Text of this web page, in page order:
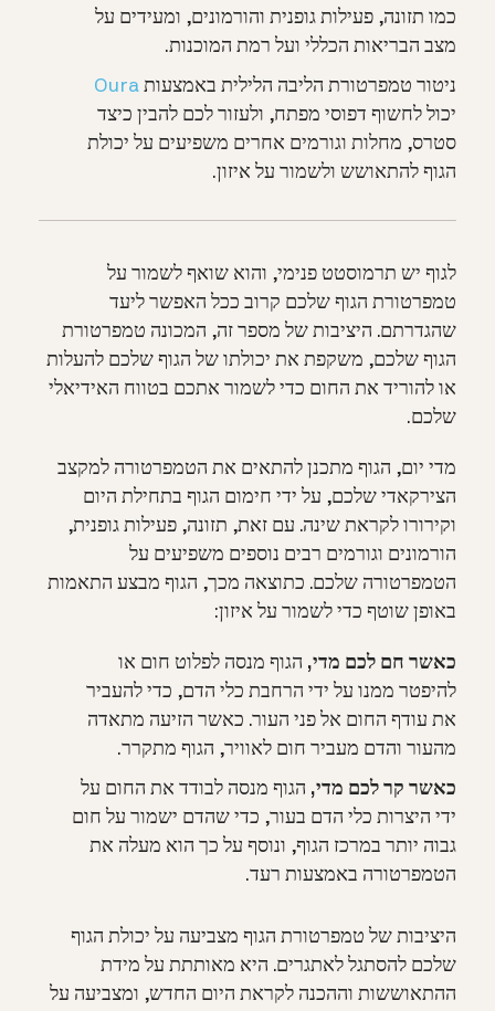
כמו תזונה, פעילות גופנית והורמונים, ומעידים על
מצב הבריאות הכללי ועל רמת המוכנות.
ניטור טמפרטורת הליבה הלילית באמצעות Oura
יכול לחשוף דפוסי מפתח, ולעזור לכם להבין כיצד
סטרס, מחלות וגורמים אחרים משפיעים על יכולת
הגוף להתאושש ולשמור על איזון.
לגוף יש תרמוסטט פנימי, והוא שואף לשמור על
טמפרטורת הגוף שלכם קרוב ככל האפשר ליעד
שהגדרתם. היציבות של מספר זה, המכונה טמפרטורת
הגוף שלכם, משקפת את יכולתו של הגוף שלכם להעלות
או להוריד את החום כדי לשמור אתכם בטווח האידיאלי
שלכם.
מדי יום, הגוף מתכנן להתאים את הטמפרטורה למקצב
הצירקאדי שלכם, על ידי חימום הגוף בתחילת היום
וקירורו לקראת שינה. עם זאת, תזונה, פעילות גופנית,
הורמונים וגורמים רבים נוספים משפיעים על
הטמפרטורה שלכם. כתוצאה מכך, הגוף מבצע התאמות
באופן שוטף כדי לשמור על איזון:
כאשר חם לכם מדי, הגוף מנסה לפלוט חום או
להיפטר ממנו על ידי הרחבת כלי הדם, כדי להעביר
את עודף החום אל פני העור. כאשר הזיעה מתאדה
מהעור והדם מעביר חום לאוויר, הגוף מתקרר.
כאשר קר לכם מדי, הגוף מנסה לבודד את החום על
ידי היצרות כלי הדם בעור, כדי שהדם ישמור על חום
גבוה יותר במרכז הגוף, ונוסף על כך הוא מעלה את
הטמפרטורה באמצעות רעד.
היציבות של טמפרטורת הגוף מצביעה על יכולת הגוף
שלכם להסתגל לאתגרים. היא מאותתת על מידת
ההתאוששות וההכנה לקראת היום החדש, ומצביעה על